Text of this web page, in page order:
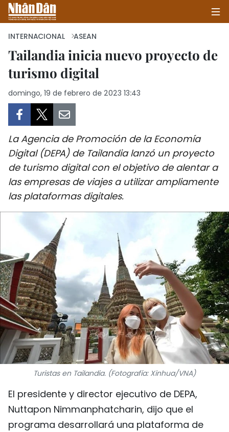
INICIO
POLÍTICA
SOCIEDAD
SALUD - MEDIO AMBIENTE
CULTURA - ENTRETENIMIENTO
DEPORTES
VIAJES
PUENTE DE AMISTAD
HISTORIAS MULTIMEDIA
FOTOGRAFÍA
¿QUIÉNES SOMOS?
TIẾNG VIỆT
ENGLISH
INTERNACIONAL ASEAN
Tailandia inicia nuevo proyecto de
turismo digital
domingo, 19 de febrero de 2023 13:43
La Agencia de Promoción de la Economía
Digital (DEPA) de Tailandia lanzó un proyecto
de turismo digital con el objetivo de alentar a
las empresas de viajes a utilizar ampliamente
las plataformas digitales.
Turistas en Tailandia. (Fotografía: Xinhua/VNA)
El presidente y director ejecutivo de DEPA,
Nuttapon Nimmanphatcharin, dijo que el
programa desarrollará una plataforma de